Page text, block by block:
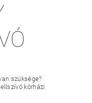
szüksége?
kórházi